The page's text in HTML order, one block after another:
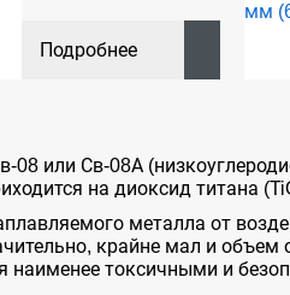
Подробнее
08 или Св-08А
на диоксид титана
металла от
крайне мал и
токсичными и